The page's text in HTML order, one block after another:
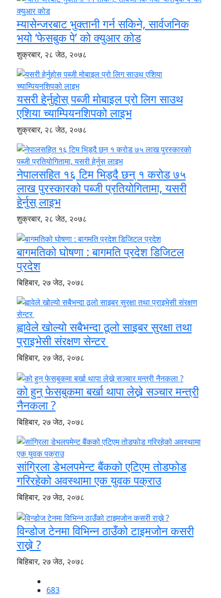
म्यासेन्जरबाट भुक्तानी गर्न सकिने, सार्वजनिक
भयो ‘फेसबुक पे’ को क्युआर कोड
शुक्रबार, २८ जेठ, २०७८
यसरी हेर्नुहोस् पब्जी मोबाइल प्रो लिग साउथ
एशिया च्याम्पियनशिपको लाइभ
शुक्रबार, २८ जेठ, २०७८
नेपालसहित १६ टिम भिड्दै छन् १ करोड ७५
लाख पुरस्कारको पब्जी प्रतियोगितामा, यसरी
हेर्नुस् लाइभ
शुक्रबार, २८ जेठ, २०७८
बागमतिको घोषणा : बागमति प्रदेश डिजिटल
प्रदेश
बिहिबार, २७ जेठ, २०७८
ह्वावेले खोल्यो सबैभन्दा ठूलो साइबर सुरक्षा तथा
प्राइभेसी संरक्षण सेन्टर
बिहिबार, २७ जेठ, २०७८
को हुन् फेसबुकमा बर्खा थापा लेख्ने सञ्चार मन्त्री
नैनकला ?
बिहिबार, २७ जेठ, २०७८
सांग्रिला डेभलपमेन्ट बैंकको एटिएम तोडफोड
गरिरहेको अवस्थामा एक युवक पक्राउ
बिहिबार, २७ जेठ, २०७८
विन्डोज टेनमा विभिन्न ठाउँको टाइमजोन कसरी
राख्ने ?
बिहिबार, २७ जेठ, २०७८
683